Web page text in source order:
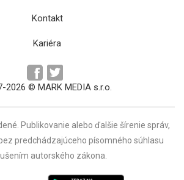
Kontakt
Kariéra
2026 © MARK MEDIA s.r.o.
Publikovanie alebo ďalšie šírenie správ,
predchádzajúceho písomného súhlasu
autorského zákona.